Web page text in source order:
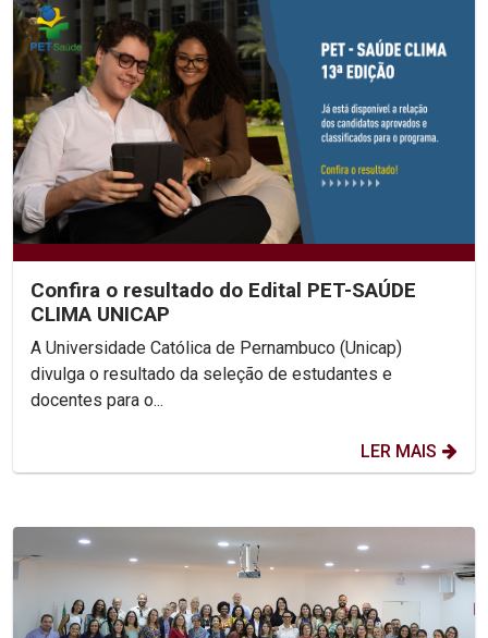
Confira o resultado do Edital PET-SAÚDE
CLIMA UNICAP
A Universidade Católica de Pernambuco (Unicap)
divulga o resultado da seleção de estudantes e
docentes para o...
LER MAIS